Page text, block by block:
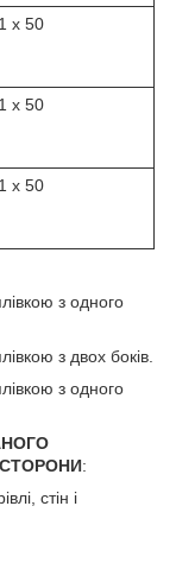
1 х 50
1 х 50
1 х 50
з одного
з двох боків.
з одного
:
стін і